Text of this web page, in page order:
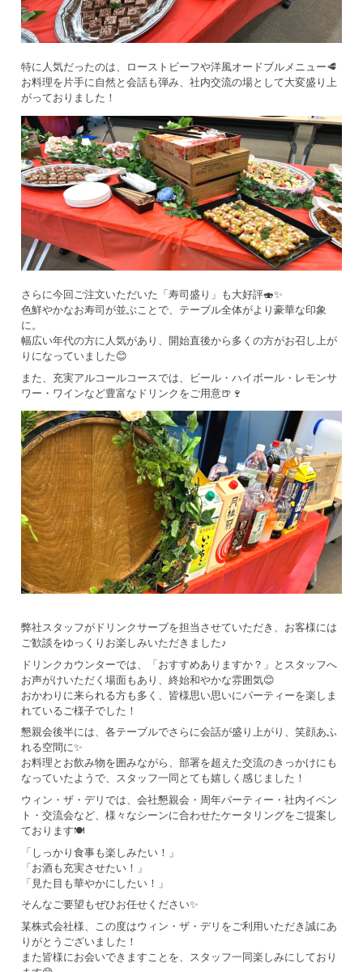
特に人気だったのは、ローストビーフや洋風オードブルメニュー🥩
お料理を片手に自然と会話も弾み、社内交流の場として大変盛り上
がっておりました！
さらに今回ご注文いただいた「寿司盛り」も大好評🍣✨
色鮮やかなお寿司が並ぶことで、テーブル全体がより豪華な印象
に。
幅広い年代の方に人気があり、開始直後から多くの方がお召し上が
りになっていました😊
また、充実アルコールコースでは、ビール・ハイボール・レモンサ
ワー・ワインなど豊富なドリンクをご用意🍺🍷
弊社スタッフがドリンクサーブを担当させていただき、お客様には
ご歓談をゆっくりお楽しみいただきました♪
ドリンクカウンターでは、「おすすめありますか？」とスタッフへ
お声がけいただく場面もあり、終始和やかな雰囲気😊
おかわりに来られる方も多く、皆様思い思いにパーティーを楽しま
れているご様子でした！
懇親会後半には、各テーブルでさらに会話が盛り上がり、笑顔あふ
れる空間に✨
お料理とお飲み物を囲みながら、部署を超えた交流のきっかけにも
なっていたようで、スタッフ一同とても嬉しく感じました！
ウィン・ザ・デリでは、会社懇親会・周年パーティー・社内イベン
ト・交流会など、様々なシーンに合わせたケータリングをご提案し
ております🍽️
「しっかり食事も楽しみたい！」
「お酒も充実させたい！」
「見た目も華やかにしたい！」
そんなご要望もぜひお任せください✨
某株式会社様、この度はウィン・ザ・デリをご利用いただき誠にあ
りがとうございました！
また皆様にお会いできますことを、スタッフ一同楽しみにしており